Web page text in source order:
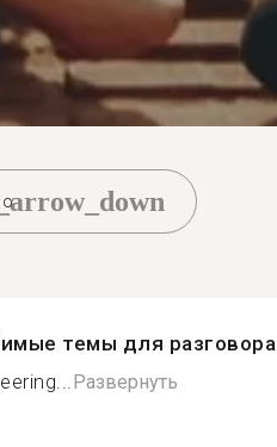
темы для разговора
Развернуть